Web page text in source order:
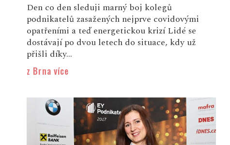
Den co den sleduji marný boj kolegů
podnikatelů zasažených nejprve covidovými
opatřeními a teď energetickou krizí Lidé se
dostávají po dvou letech do situace, kdy už
přišli díky...
z Brna více